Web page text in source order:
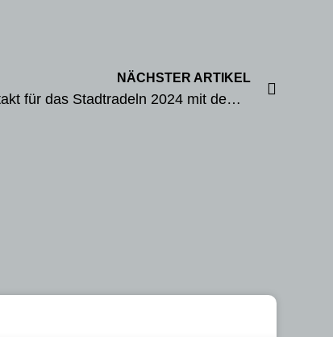
NÄCHSTER ARTIKEL
Auftakt für das Stadtradeln 2024 mit dem Rad-Treff Borchen